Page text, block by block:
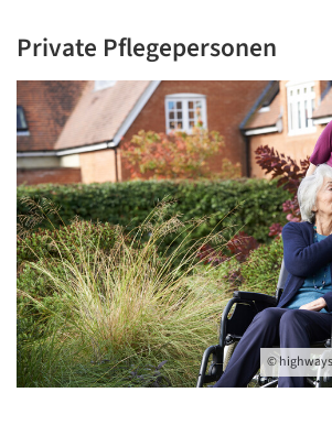
Private Pflegepersonen
©